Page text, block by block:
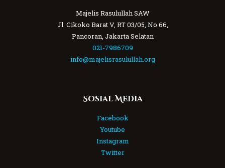
Majelis Rasulullah SAW
Jl. Cikoko Barat V, RT 03/05, No 66,
Pancoran, Jakarta Selatan
021-7986709
info@majelisrasulullah.org
Sosial Media
Facebook
Youtube
Instagram
Twitter